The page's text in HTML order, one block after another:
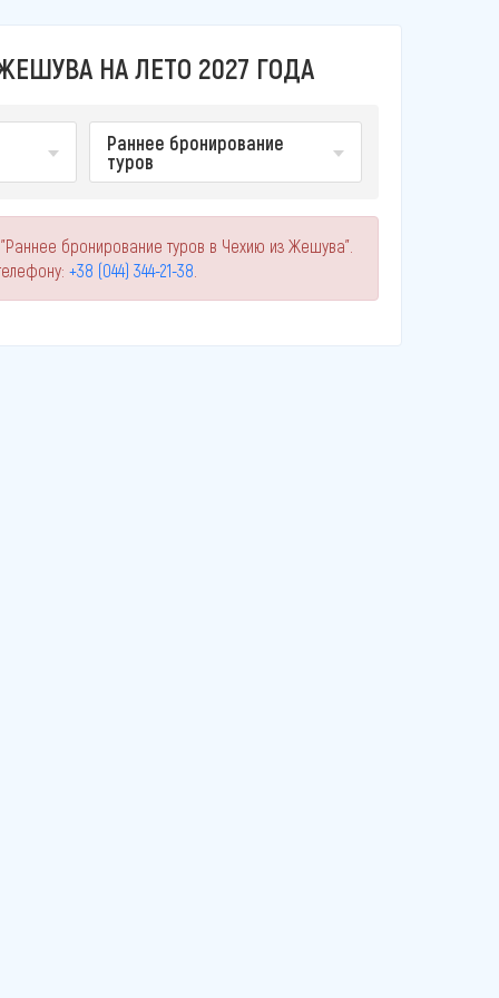
НА ЛЕТО 2027 ГОДА
Раннее бронирование
туров
бронирование туров в Чехию из Жешува".
+38 (044) 344-21-38